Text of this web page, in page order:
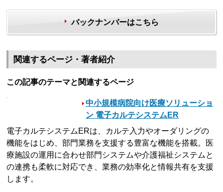
バックナンバーはこちら
関連するページ・著者紹介
この記事のテーマと関連するページ
中小規模病院向け医療ソリューショ
ン 電子カルテシステムER
電子カルテシステムERは、カルテ入力やオーダリングの
機能をはじめ、部門業務を支援する豊富な機能を搭載。医
療施設の運用に合わせ部門システムや介護福祉システムと
の連携も柔軟に対応でき、業務の効率化と情報共有を支援
します。